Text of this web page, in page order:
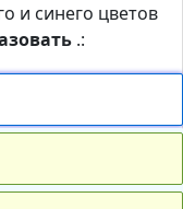
и синего цветов
.: